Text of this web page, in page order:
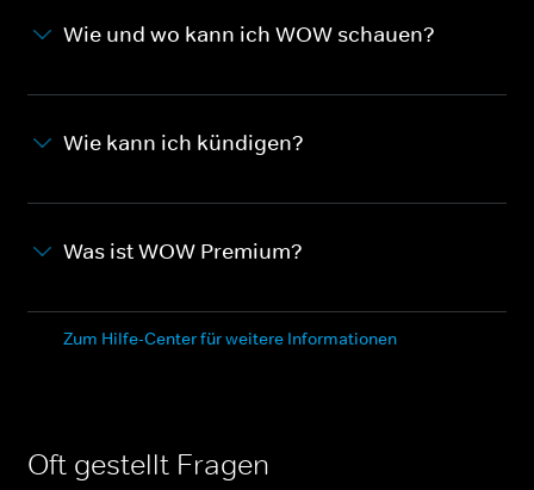
Wie und wo kann ich WOW schauen?
Wie kann ich kündigen?
Was ist WOW Premium?
Zum Hilfe-Center für weitere Informationen
Oft gestellt Fragen